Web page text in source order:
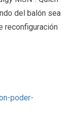
del balón sea
reconfiguración
poder-